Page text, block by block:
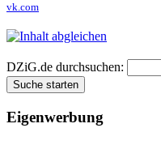
vk.com
DZiG.de durchsuchen:
Eigenwerbung